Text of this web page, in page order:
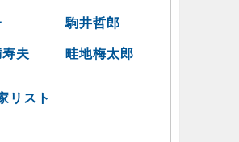
駒井哲郎
夫 畦地梅太郎
リスト